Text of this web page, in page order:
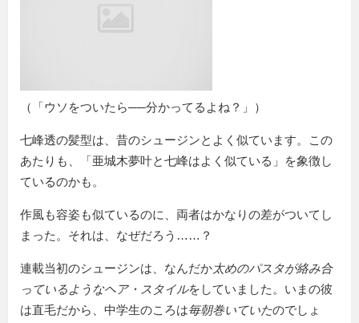
（「ウソをついたら──分かってるよね？」）
七峰透の髪型は、昔のシュージンとよく似ています。この
あたりも、「亜城木夢叶と七峰はよく似ている」を象徴し
ているのかも。
作風も容姿も似ているのに、両者はかなりの差がついてし
まった。それは、なぜだろう……？
連載当初のシュージンは、なんだか太めのパスタが絡み合
っているようなヘア・スタイルをしていました。いまの彼
は直毛だから、中学生のころは毎朝巻いていたのでしょ